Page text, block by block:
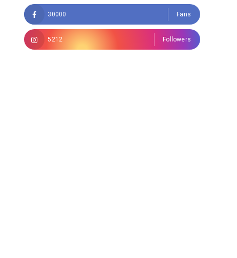
30000 Fans
5212 Followers